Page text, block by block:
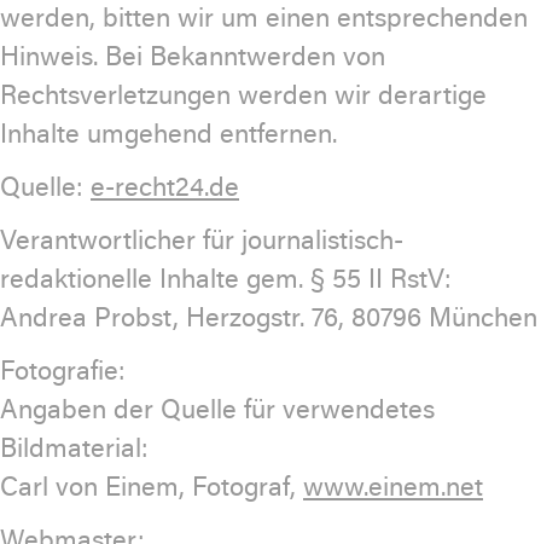
werden, bitten wir um einen entsprechenden
Hinweis. Bei Bekanntwerden von
Rechtsverletzungen werden wir derartige
Inhalte umgehend entfernen.
Quelle: e-recht24.de
Verantwortlicher für journalistisch-
redaktionelle Inhalte gem. § 55 II RstV:
Andrea Probst, Herzogstr. 76, 80796 München
Fotografie:
Angaben der Quelle für verwendetes
Bildmaterial:
Carl von Einem, Fotograf, www.einem.net